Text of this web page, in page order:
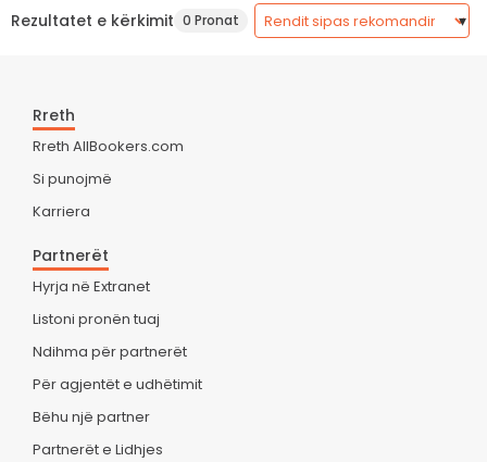
Rezultatet e kërkimit 0 Pronat
Rreth
Rreth AllBookers.com
Si punojmë
Karriera
Partnerët
Hyrja në Extranet
Listoni pronën tuaj
Ndihma për partnerët
Për agjentët e udhëtimit
Bëhu një partner
Partnerët e Lidhjes